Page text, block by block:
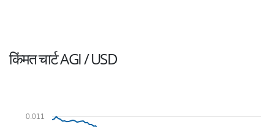
किंमत चार्टAGI / USD
0.011